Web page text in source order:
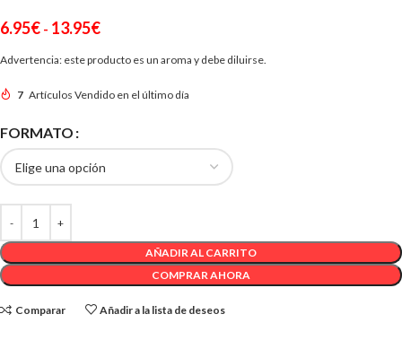
6.95€ - 13.95€
Advertencia: este producto es un aroma y debe diluirse.
7 Artículos Vendido en el último día
FORMATO
AÑADIR AL CARRITO
COMPRAR AHORA
Comparar Añadir a la lista de deseos